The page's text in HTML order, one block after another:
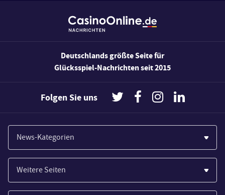
Deutschlands größte Seite für
Glücksspiel-Nachrichten seit 2015
Folgen Sie uns
News-Kategorien
Casinos
Wirtschaft
Weitere Seiten